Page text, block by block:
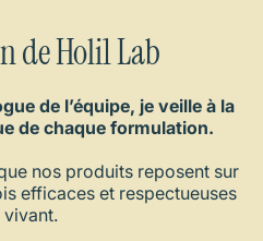
de Holi1 Lab
de l’équipe, je veille à la
de chaque formulation.
nos produits reposent sur
efficaces et respectueuses
vivant.